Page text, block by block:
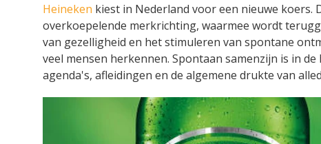
Heineken kiest in Nederland voor een nieuwe
overkoepelende merkrichting, waarmee wordt
van gezelligheid en het stimuleren van spontane
veel mensen herkennen. Spontaan samenzijn is in
agenda's, afleidingen en de algemene drukte van